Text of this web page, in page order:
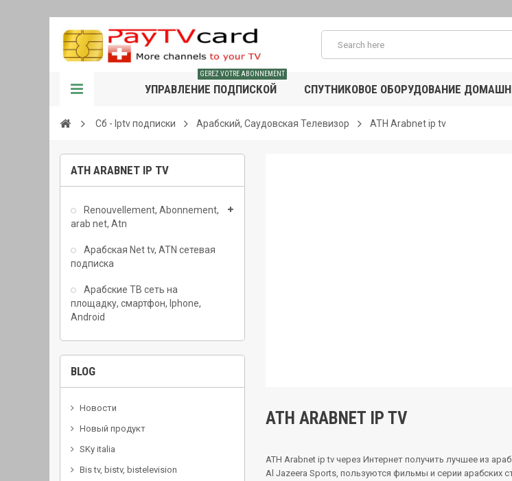
УПРАВЛЕНИЕ ПОДПИСКОЙ
GEREZ VOTRE ABONNEMENT
СПУТНИКОВОЕ ОБОРУДОВАНИЕ
Сб - Iptv подписки Арабский, Саудовская Телевизор АТН Arabnet ip tv
АТН ARABNET IP TV
Renouvellement, Abonnement,
arab net, Atn
Арабская Net tv, ATN сетевая
подписка
Арабские ТВ сеть на
площадку, смартфон, Iphone,
Android
BLOG
Новости
Новый продукт
SKy italia
Bis tv, bistv, bistelevision
АТН ARABNET IP TV
АТН Arabnet ip tv через Интернет получить лучшее из
Al Jazeera Sports, пользуются фильмы и серии арабских